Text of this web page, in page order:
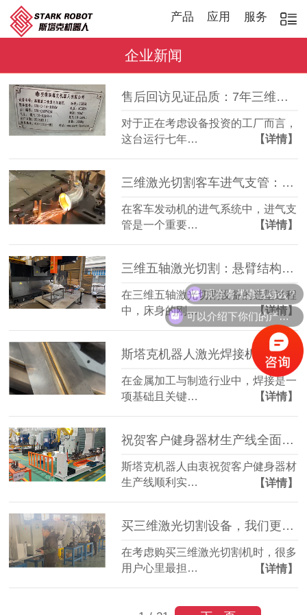
产品 应用 服务
企业新闻
售后回访见证品质：7年三维激光切割机，稳定如常
对于正在考虑设备投资的工厂而言，
这台运行七年…
【详情】
三维激光切割客车进气支管：复杂管件精准成型
在客车发动机的进气系统中，进气支
管是一个重要…
【详情】
三维五轴激光切割：悬臂结构全铸件床身，搭配柏楚系统更实用
在三维五轴激光切割设备的选型过程
中，床身的刚…
【详情】
斯塔克机器人激光焊接机：高效焊接，成型美观
在金属加工与制造行业中，焊接是一
项基础且关键…
【详情】
祝贺客户健身器材生产线全面投产，三维激光切割技术助力复杂管件高效加工
斯塔克机器人由衷祝贺客户健身器材
生产线顺利实…
【详情】
买三维激光切割设备，我们更怕您用不起来
在考虑购买三维激光切割机时，很多
用户心里最担…
【详情】
可以介绍下你们的产品么？
现在有优惠活动么？